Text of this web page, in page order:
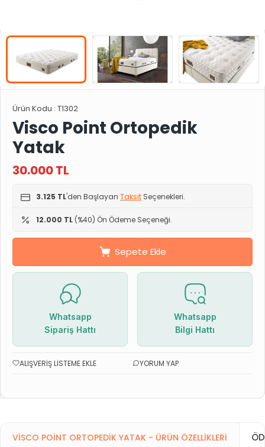
Ürün Kodu : T1302
Visco Point Ortopedik
Yatak
30.000TL
3.125 TL'den Başlayan Taksit Seçenekleri.
12.000 TL (%40) Ön Ödeme Seçeneği.
Sepete Ekle
Whatsapp
Sipariş Hattı
Whatsapp
Bilgi Hattı
ALIŞVERIŞ LISTEME EKLE YORUM YAP
VISCO POINT ORTOPEDIK YATAK - ÜRÜN ÖZELLIKLERI